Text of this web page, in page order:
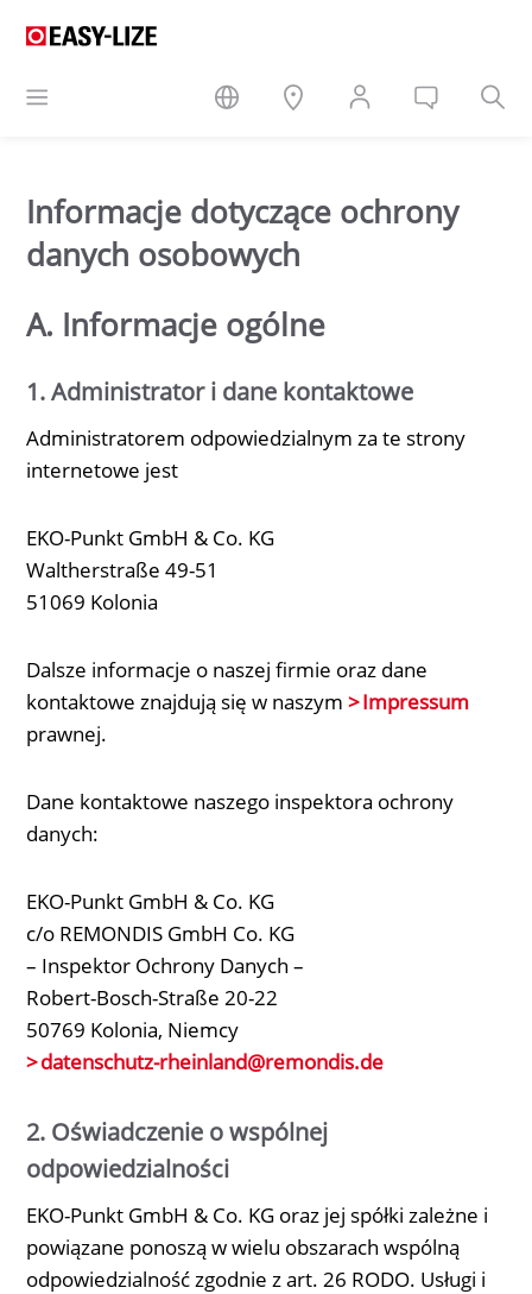
Informacje dotyczące ochrony
danych osobowych
A. Informacje ogólne
1. Administrator i dane kontaktowe
Administratorem odpowiedzialnym za te strony
internetowe jest
EKO-Punkt GmbH & Co. KG
Waltherstraße 49-51
51069 Kolonia
Dalsze informacje o naszej firmie oraz dane
kontaktowe znajdują się w naszym
Impressum
prawnej.
Dane kontaktowe naszego inspektora ochrony
danych:
EKO-Punkt GmbH & Co. KG
c/o REMONDIS GmbH Co. KG
– Inspektor Ochrony Danych –
Robert-Bosch-Straße 20-22
50769 Kolonia, Niemcy
datenschutz-rheinland@remondis.de
2. Oświadczenie o wspólnej
odpowiedzialności
EKO-Punkt GmbH & Co. KG oraz jej spółki zależne i
powiązane ponoszą w wielu obszarach wspólną
odpowiedzialność zgodnie z art. 26 RODO. Usługi i